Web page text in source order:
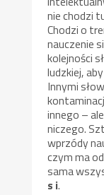
nie chodzi
Chodzi o
nauczenie
kolejności
ludzkiej,
Innymi
innego –
niczego.
wprzódy
czym ma
sama
s i.